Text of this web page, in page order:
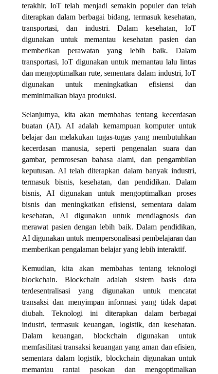
terakhir, IoT telah menjadi semakin populer dan telah
diterapkan dalam berbagai bidang, termasuk kesehatan,
transportasi, dan industri. Dalam kesehatan, IoT
digunakan untuk memantau kesehatan pasien dan
memberikan perawatan yang lebih baik. Dalam
transportasi, IoT digunakan untuk memantau lalu lintas
dan mengoptimalkan rute, sementara dalam industri, IoT
digunakan untuk meningkatkan efisiensi dan
meminimalkan biaya produksi.
Selanjutnya, kita akan membahas tentang kecerdasan
buatan (AI). AI adalah kemampuan komputer untuk
belajar dan melakukan tugas-tugas yang membutuhkan
kecerdasan manusia, seperti pengenalan suara dan
gambar, pemrosesan bahasa alami, dan pengambilan
keputusan. AI telah diterapkan dalam banyak industri,
termasuk bisnis, kesehatan, dan pendidikan. Dalam
bisnis, AI digunakan untuk mengoptimalkan proses
bisnis dan meningkatkan efisiensi, sementara dalam
kesehatan, AI digunakan untuk mendiagnosis dan
merawat pasien dengan lebih baik. Dalam pendidikan,
AI digunakan untuk mempersonalisasi pembelajaran dan
memberikan pengalaman belajar yang lebih interaktif.
Kemudian, kita akan membahas tentang teknologi
blockchain. Blockchain adalah sistem basis data
terdesentralisasi yang digunakan untuk mencatat
transaksi dan menyimpan informasi yang tidak dapat
diubah. Teknologi ini diterapkan dalam berbagai
industri, termasuk keuangan, logistik, dan kesehatan.
Dalam keuangan, blockchain digunakan untuk
memfasilitasi transaksi keuangan yang aman dan efisien,
sementara dalam logistik, blockchain digunakan untuk
memantau rantai pasokan dan mengoptimalkan